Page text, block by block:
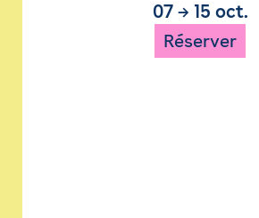
07→ 15 oct.
Réserver